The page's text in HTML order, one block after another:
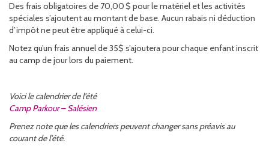
Des frais obligatoires de 70,00 $ pour le matériel et les activités
spéciales s’ajoutent au montant de base. Aucun rabais ni déduction
d’impôt ne peut être appliqué à celui-ci.
Notez qu’un frais annuel de 35$ s’ajoutera pour chaque enfant inscrit
au camp de jour lors du paiement.
Voici le calendrier de l’été
Camp Parkour – Salésien
Prenez note que les calendriers peuvent changer sans préavis au
courant de l’été.